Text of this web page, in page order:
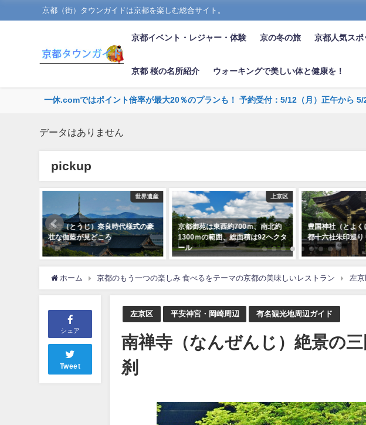
京都（街）タウンガイドは京都を楽しむ総合サイト。
京都イベント・レジャー・体験 京の冬の旅 京都人気スポ
京都 桜の名所紹介 ウォーキングで美しい体と健康を！
一休.comではポイント倍率が最大20％のプランも！ 予約受付：5/12（月）正午から
データはありません
pickup
世界遺産
東寺（とうじ）奈良時代様式の豪
壮な伽藍が見どころ
上京区
京都御苑は東西約700ｍ、南北約
1300ｍの範囲、総面積は92ヘクタ
ール
豊国神社（とよ
都十六社朱印巡り
ホーム 京都のもう一つの楽しみ 食べるをテーマの京都の美味しいレストラン 左京
シェア
Tweet
左京区 平安神宮・岡崎周辺 有名観光地周辺ガイド
南禅寺（なんぜんじ）絶景の
刹